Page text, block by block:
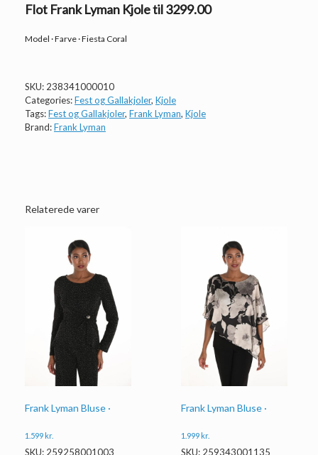
Flot Frank Lyman Kjole til 3299.00
Model · Farve · Fiesta Coral
SKU: 238341000010
Categories:Fest og Gallakjoler, Kjole
Tags:Fest og Gallakjoler, Frank Lyman, Kjole
Brand:Frank Lyman
Relaterede varer
Frank Lyman Bluse ·
1.599kr.
SKU: 259258001003
Frank Lyman Bluse ·
1.999kr.
SKU: 259343001135